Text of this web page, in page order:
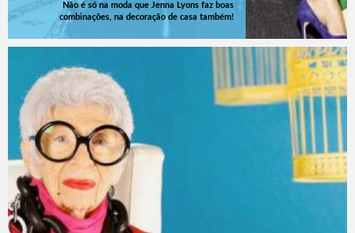
Não é só na moda que Jenna Lyons faz boas
combinações, na decoração de casa também!